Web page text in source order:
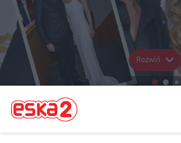
Rozwiń